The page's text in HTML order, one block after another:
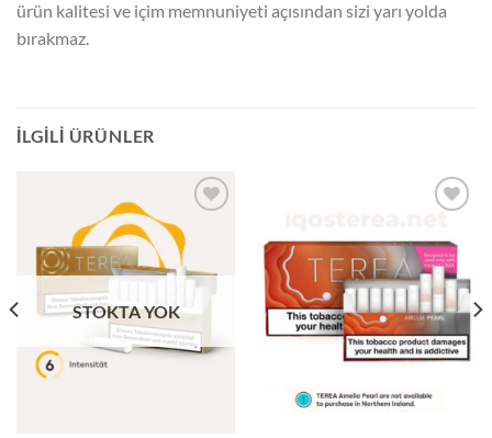
ürün kalitesi ve içim memnuniyeti açısından sizi yarı yolda
bırakmaz.
İLGILI ÜRÜNLER
STOKTA YOK